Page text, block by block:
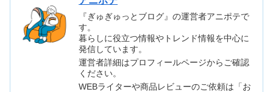
『ぎゅぎゅっとブログ』の運営者アニポテで
す。
暮らしに役立つ情報やトレンド情報を中心に
発信しています。
運営者詳細はプロフィールページからご確認
ください。
WEBライターや商品レビューのご依頼は「お